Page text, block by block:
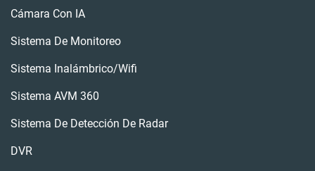
Cámara Con IA
Sistema De Monitoreo
Sistema Inalámbrico/wifi
Sistema AVM 360
Sistema De Detección De Radar
DVR